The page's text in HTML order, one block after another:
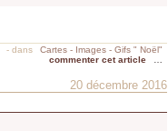
- dans
Cartes - Images - Gifs " Noël"
commenter cet article
20 décembre 2016